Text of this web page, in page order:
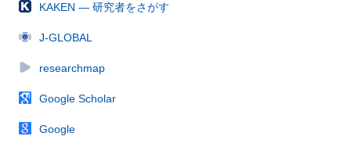
KAKEN — 研究者をさがす
J-GLOBAL
researchmap
Google Scholar
Google